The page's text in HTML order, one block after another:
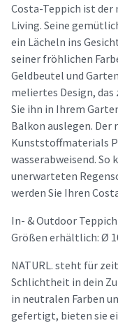
Costa-Teppich ist der
Living. Seine
ein Lächeln ins
seiner fröhlichen
Geldbeutel und
meliertes Design, das
Sie ihn in Ihrem
Balkon auslegen. Der
Kunststoffmaterials
wasserabweisend. So
unerwarteten
werden Sie Ihren
In- & Outdoor
Größen erhältlich: Ø
NATURL. steht für
Schlichtheit in dein
in neutralen Farben
gefertigt, bieten sie